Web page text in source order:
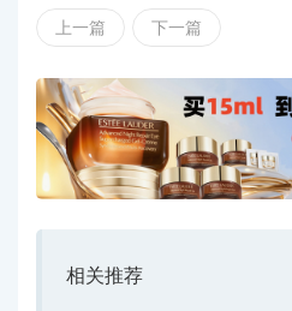
上一篇 下一篇
相关推荐